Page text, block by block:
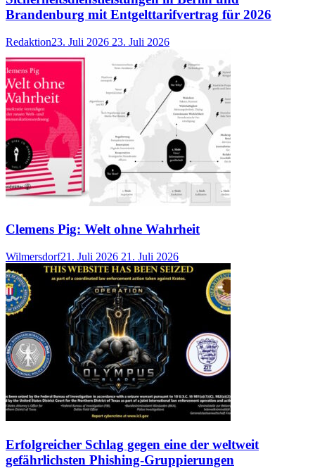
Brandenburg mit Entgelttarifvertrag für 2026
Redaktion23. Juli 2026 23. Juli 2026
Clemens Pig: Welt ohne Wahrheit
Wilmersdorf21. Juli 2026 21. Juli 2026
Erfolgreicher Schlag gegen eine der weltweit
gefährlichsten Phishing-Gruppierungen